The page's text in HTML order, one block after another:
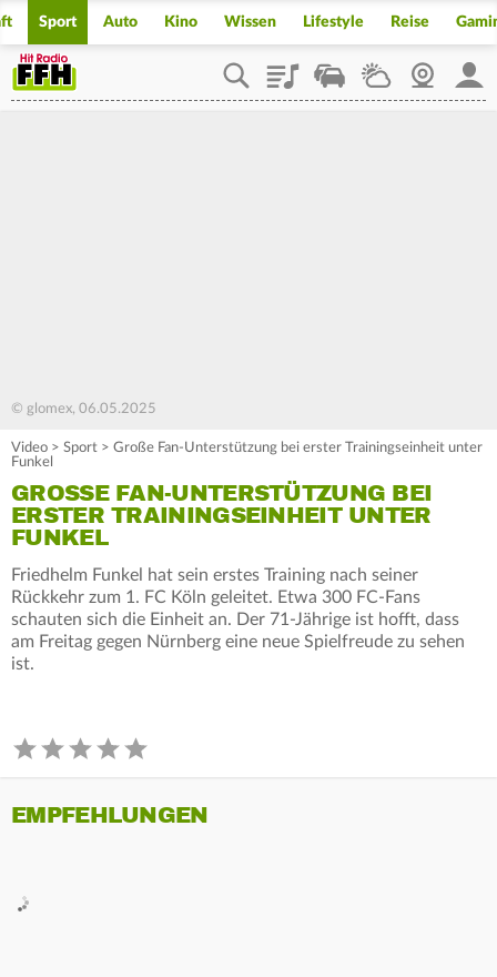
Sport Auto Kino Wissen Lifestyle Reise
PlaylistStaupilotWetterWebcam
© glomex, 06.05.2025
Video > Sport > Große Fan-Unterstützung bei erster Trainingseinheit unter
Funkel
GROSSE FAN-UNTERSTÜTZUNG BEI E
RSTER TRAININGSEINHEIT UNTER F
UNKEL
Friedhelm Funkel hat sein erstes Training nach seiner
Rückkehr zum 1. FC Köln geleitet. Etwa 300 FC-Fans
schauten sich die Einheit an. Der 71-Jährige ist hofft, dass
am Freitag gegen Nürnberg eine neue Spielfreude zu sehen
ist.
EMPFEHLUNGEN